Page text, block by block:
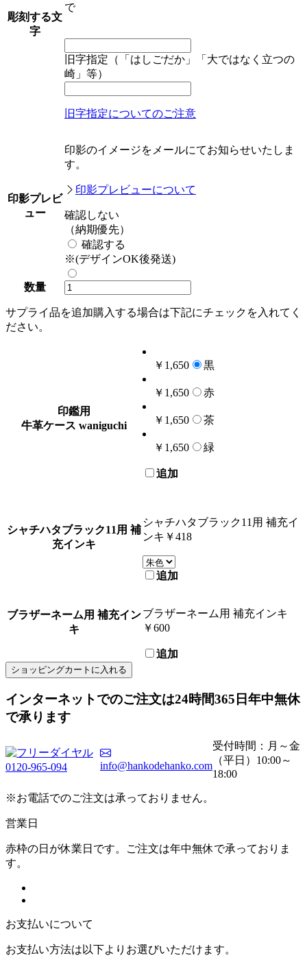
彫刻する文
字
で
旧字指定（「はしごだか」「大ではなく立つの
崎」等）
旧字指定についてのご注意
印影プレビ
ュー
印影のイメージをメールにてお知らせいたしま
す。
印影プレビューについて
確認しない
（納期優先）
確認する
※(デザインOK後発送)
数量
サプライ品を追加購入する場合は下記にチェックを入れてく
ださい。
印鑑用
牛革ケース waniguchi
￥1,650 黒
￥1,650 赤
￥1,650 茶
￥1,650 緑
追加
シャチハタブラック11用 補
充インキ
シャチハタブラック11用 補充イ
ンキ ￥418
追加
ブラザーネーム用 補充イン
キ
ブラザーネーム用 補充インキ
￥600
追加
ショッピングカートに入れる
インターネットでのご注文は24時間365日年中無休
で承ります
0120-965-094 info@hankodehanko.com
受付時間：月～金
（平日）10:00～
18:00
※お電話でのご注文は承っておりません。
営業日
赤枠の日が休業日です。ご注文は年中無休で承っておりま
す。
お支払いについて
お支払い方法は以下よりお選びいただけます。